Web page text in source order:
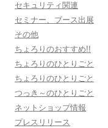
セキュリティ関連
セミナー、ブース出展
その他
ちょろりのおすすめ!!
ちょろりのひとりごと
ちょろりのひとりごと
つっき～のひとりごと
ネットショップ情報
プレスリリース